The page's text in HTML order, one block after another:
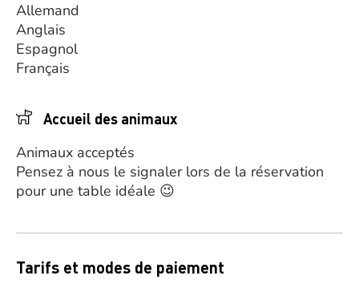
Allemand
Anglais
Espagnol
Français
Accueil des animaux
Animaux acceptés
Pensez à nous le signaler lors de la réservation
pour une table idéale 😉
Tarifs et modes de paiement